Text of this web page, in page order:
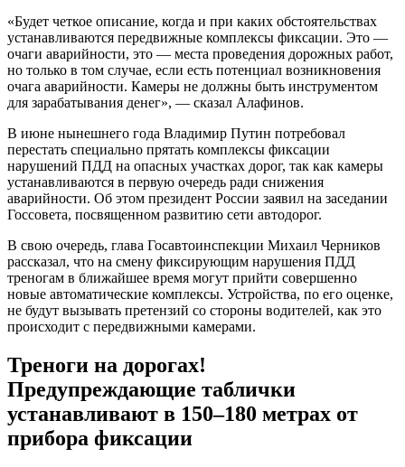
«Будет четкое описание, когда и при каких обстоятельствах
устанавливаются передвижные комплексы фиксации. Это —
очаги аварийности, это — места проведения дорожных работ,
но только в том случае, если есть потенциал возникновения
очага аварийности. Камеры не должны быть инструментом
для зарабатывания денег», — сказал Алафинов.
В июне нынешнего года Владимир Путин потребовал
перестать специально прятать комплексы фиксации
нарушений ПДД на опасных участках дорог, так как камеры
устанавливаются в первую очередь ради снижения
аварийности. Об этом президент России заявил на заседании
Госсовета, посвященном развитию сети автодорог.
В свою очередь, глава Госавтоинспекции Михаил Черников
рассказал, что на смену фиксирующим нарушения ПДД
треногам в ближайшее время могут прийти совершенно
новые автоматические комплексы. Устройства, по его оценке,
не будут вызывать претензий со стороны водителей, как это
происходит с передвижными камерами.
Треноги на дорогах!
Предупреждающие таблички
устанавливают в 150–180 метрах от
прибора фиксации